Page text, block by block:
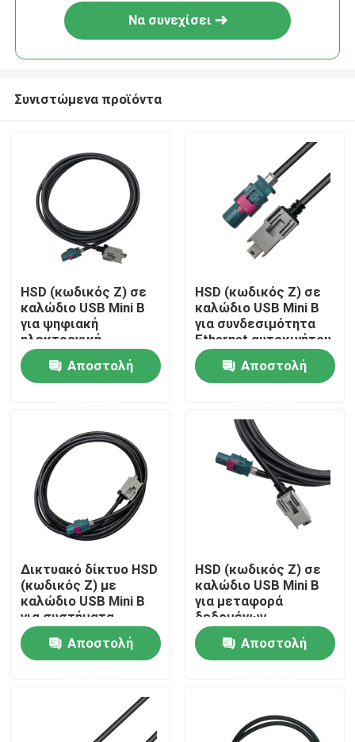
Προϊόντα
Βίντεο
Σχετικά με εμάς
Ξενάγηση στο εργοστάσιο
Ελεγχος ποιότητας
Επικοινωνήστε μαζί μας
Ζητήστε μια προσφορά
Συνδετήρας PCB FAKRA
Να συνεχίσει
Συνιστώμενα προϊόντα
HSD (κωδικός Z) σε
καλώδιο USB Mini B
για ψηφιακή
ηλεκτρονική
πληροφορική και
ψυχαγωγίαΑποστολή
HSD (κωδικός Z) σε
καλώδιο USB Mini B
για συνδεσιμότητα
Ethernet αυτοκινήτου
Αποστολή
Δικτυακό δίκτυο HSD
(κωδικός Z) με
καλώδιο USB Mini B
για συστήματα
επικοινωνίας
οχημάτωνΑποστολή
HSD (κωδικός Z) σε
καλώδιο USB Mini B
για μεταφορά
δεδομένων
αυτοκινήτου υψηλής
ταχύτηταςΑποστολή